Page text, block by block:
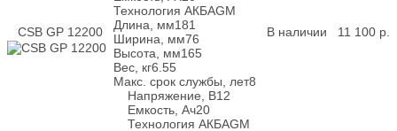
CSB GP 12200
Технология АКБAGM
Длина, мм181
Ширина, мм76
Высота, мм165
Вес, кг6.55
Макс. срок службы, лет8
В наличии 11 100 р.
Напряжение, В12
Емкость, Ач20
Технология АКБAGM